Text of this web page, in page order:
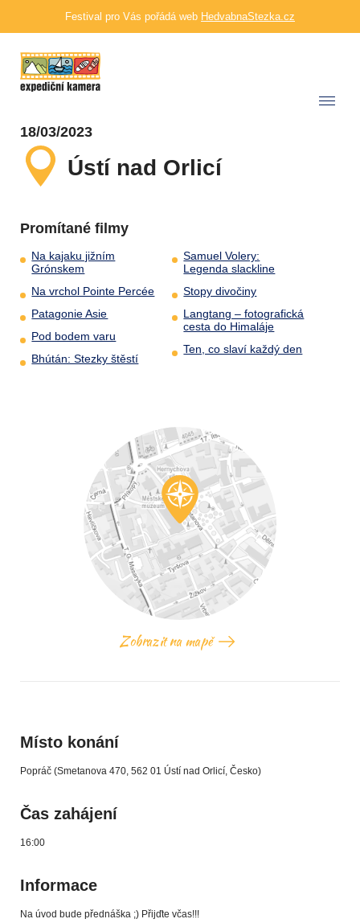
Festival pro Vás pořádá web HedvabnaStezka.cz
18/03/2023
Ústí nad Orlicí
Promítané filmy
Na kajaku jižním
Grónskem
Na vrchol Pointe Percée
Patagonie Asie
Pod bodem varu
Bhútán: Stezky štěstí
Samuel Volery:
Legenda slackline
Stopy divočiny
Langtang – fotografická
cesta do Himaláje
Ten, co slaví každý den
Zobrazit na mapě
Místo konání
Popráč (Smetanova 470, 562 01 Ústí nad Orlicí, Česko)
Čas zahájení
16:00
Informace
Na úvod bude přednáška ;) Přijďte včas!!!